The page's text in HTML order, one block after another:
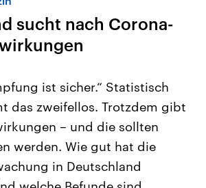
Anhalt
am 6.
neuen
das
Koalition aus
USA
Aktuelle Beiträge,
Hintergründe
Wirtschaftlich und
gehören die Vereinigten
den mächtigsten Ländern
mit großem Einfluss auf
sucht nach Corona-
ist sicher.“ Statistisch
das zweifellos. Trotzdem gibt
– und die sollten
werden. Wie gut hat die
in Deutschland